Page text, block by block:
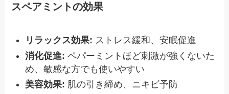
スペアミントの効果
リラックス効果: ストレス緩和、安眠促進
消化促進: ペパーミントほど刺激が強くないた
め、敏感な方でも使いやすい
美容効果: 肌の引き締め、ニキビ予防